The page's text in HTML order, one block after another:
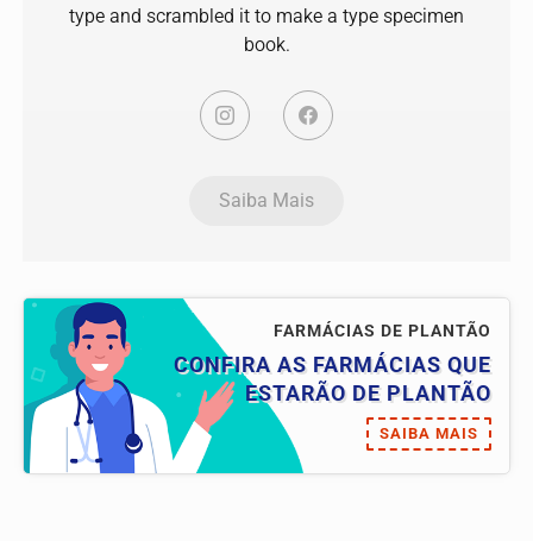
type and scrambled it to make a type specimen
book.
Saiba Mais
FARMÁCIAS DE PLANTÃO
CONFIRA AS FARMÁCIAS QUE
ESTARÃO DE PLANTÃO
SAIBA MAIS